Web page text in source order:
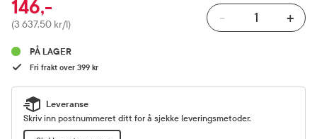
Pris
146,-
(3 637,50 kr/l) - +
PÅ LAGER
Fri frakt over 399 kr
Leveranse
Skriv inn postnummeret ditt for å sjekke leveringsmetoder.